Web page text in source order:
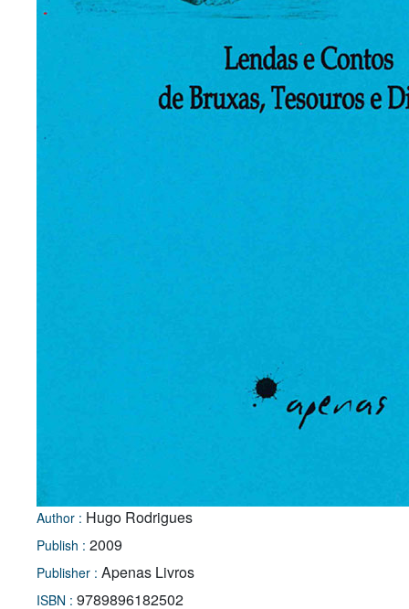
Author : Hugo Rodrigues
Publish : 2009
Publisher : Apenas Livros
ISBN : 9789896182502